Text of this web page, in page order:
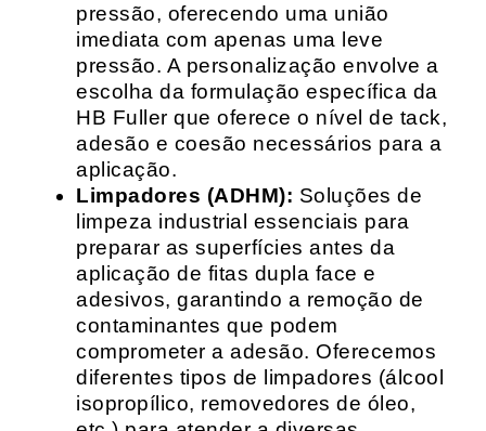
pressão, oferecendo uma união
imediata com apenas uma leve
pressão. A personalização envolve a
escolha da formulação específica da
HB Fuller que oferece o nível de tack,
adesão e coesão necessários para a
aplicação.
Limpadores (ADHM): Soluções de
limpeza industrial essenciais para
preparar as superfícies antes da
aplicação de fitas dupla face e
adesivos, garantindo a remoção de
contaminantes que podem
comprometer a adesão. Oferecemos
diferentes tipos de limpadores (álcool
isopropílico, removedores de óleo,